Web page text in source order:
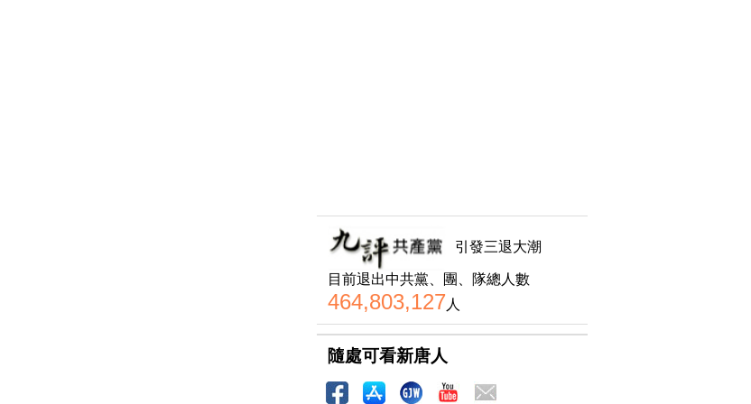
引發三退大潮
目前退出中共黨、團、隊總人數
464,803,127人
隨處可看新唐人